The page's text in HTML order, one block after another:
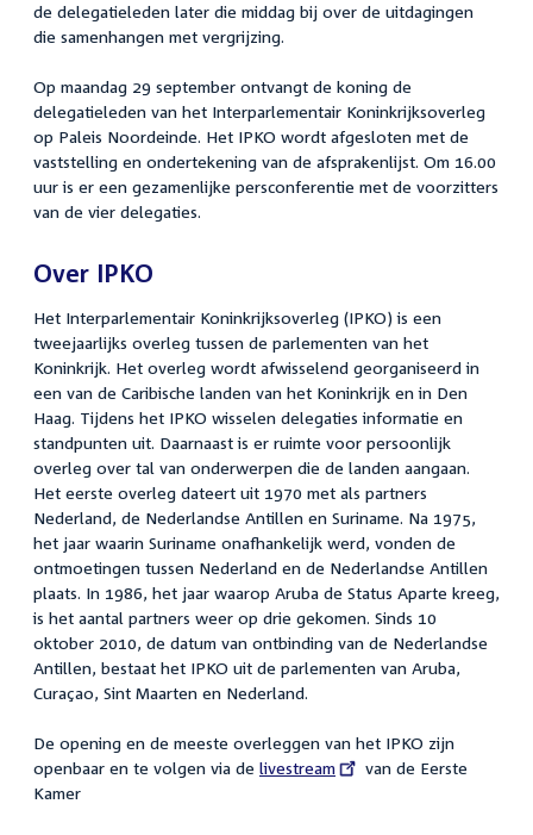
de delegatieleden later die middag bij over de uitdagingen
die samenhangen met vergrijzing.
Op maandag 29 september ontvangt de koning de
delegatieleden van het Interparlementair Koninkrijksoverleg
op Paleis Noordeinde. Het IPKO wordt afgesloten met de
vaststelling en ondertekening van de afsprakenlijst. Om 16.00
uur is er een gezamenlijke persconferentie met de voorzitters
van de vier delegaties.
Over IPKO
Het Interparlementair Koninkrijksoverleg (IPKO) is een
tweejaarlijks overleg tussen de parlementen van het
Koninkrijk. Het overleg wordt afwisselend georganiseerd in
een van de Caribische landen van het Koninkrijk en in Den
Haag. Tijdens het IPKO wisselen delegaties informatie en
standpunten uit. Daarnaast is er ruimte voor persoonlijk
overleg over tal van onderwerpen die de landen aangaan.
Het eerste overleg dateert uit 1970 met als partners
Nederland, de Nederlandse Antillen en Suriname. Na 1975,
het jaar waarin Suriname onafhankelijk werd, vonden de
ontmoetingen tussen Nederland en de Nederlandse Antillen
plaats. In 1986, het jaar waarop Aruba de Status Aparte kreeg,
is het aantal partners weer op drie gekomen. Sinds 10
oktober 2010, de datum van ontbinding van de Nederlandse
Antillen, bestaat het IPKO uit de parlementen van Aruba,
Curaçao, Sint Maarten en Nederland.
De opening en de meeste overleggen van het IPKO zijn
openbaar en te volgen via de External
livestream
van de Eerste
Kamer